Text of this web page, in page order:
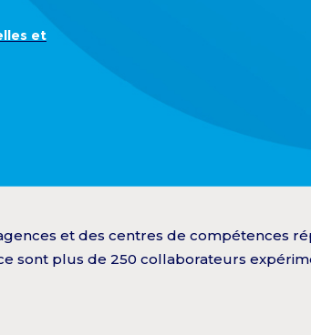
et
et des centres de compétences
sont plus de 250 collaborateurs